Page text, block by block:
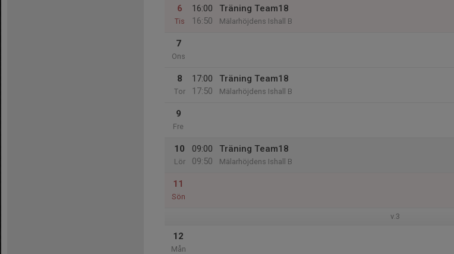
6
Tis
16:00
16:50
Träning Team18
Mälarhöjdens Ishall B
7
Ons
8
Tor
17:00
17:50
Träning Team18
Mälarhöjdens Ishall B
9
Fre
10
Lör
09:00
09:50
Träning Team18
Mälarhöjdens Ishall B
11
Sön
v.3
12
Mån